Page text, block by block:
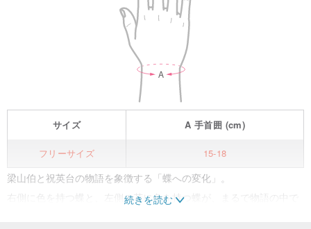
サイズ A手首囲 (cm)
フリーサイズ 15-18
梁山伯と祝英台の物語を象徴する「蝶への変化」。
右側に色を持つ蝶と、左側の花に色を持つ蝶が、まるで物語の中で
続きを読む